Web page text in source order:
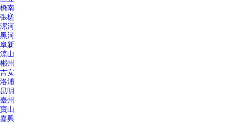
橋南
張槎
漯河
黑河
阜新
涼山
郴州
吉安
洛浦
昆明
臺州
寶山
嘉興